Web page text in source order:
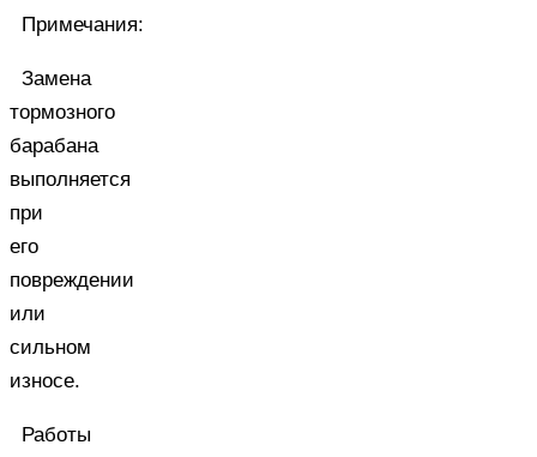
Примечания:
Замена
тормозного
барабана
выполняется
при
его
повреждении
или
сильном
износе.
Работы